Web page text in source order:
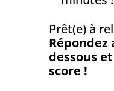
Prêt(e) à
Répondez
dessous
score !